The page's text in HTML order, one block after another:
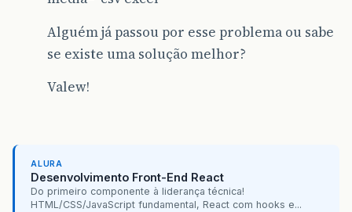
Alguém já passou por esse problema ou sabe
se existe uma solução melhor?
Valew!
ALURA
Desenvolvimento Front-End React
Do primeiro componente à liderança técnica!
HTML/CSS/JavaScript fundamental, React com hooks e...